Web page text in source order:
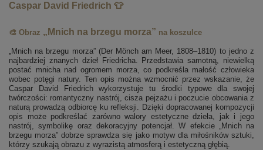
Caspar David Friedrich 👕
🎨 Obraz „Mnich na brzegu morza” na koszulce
„Mnich na brzegu morza” (Der Mönch am Meer, 1808–1810) to jedno z
najbardziej znanych dzieł Friedricha. Przedstawia samotną, niewielką
postać mnicha nad ogromem morza, co podkreśla małość człowieka
wobec potęgi natury. Ten opis można wzmocnić przez wskazanie, że
Caspar David Friedrich wykorzystuje tu środki typowe dla swojej
twórczości: romantyczny nastrój, cisza pejzażu i poczucie obcowania z
naturą prowadzą odbiorcę ku refleksji. Dzięki dopracowanej kompozycji
opis może podkreślać zarówno walory estetyczne dzieła, jak i jego
nastrój, symbolikę oraz dekoracyjny potencjał. W efekcie „Mnich na
brzegu morza” dobrze sprawdza się jako motyw dla miłośników sztuki,
którzy szukają obrazu z wyrazistą atmosferą i estetyczną głębią.